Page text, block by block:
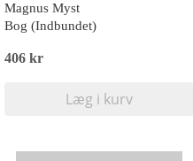
Magnus Myst
Bog (Indbundet)
406 kr
Læg i kurv